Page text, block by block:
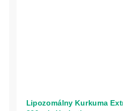
Lipozomálny Kurkuma